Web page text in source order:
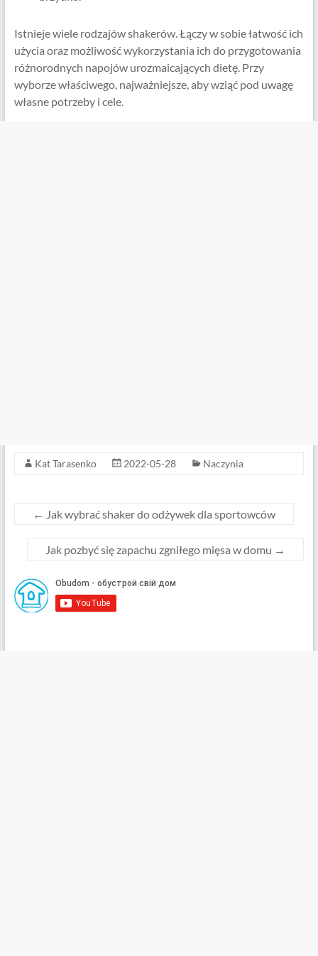
Istnieje wiele rodzajów shakerów. Łączy w sobie łatwość ich
użycia oraz możliwość wykorzystania ich do przygotowania
różnorodnych napojów urozmaicających dietę. Przy
wyborze właściwego, najważniejsze, aby wziąć pod uwagę
własne potrzeby i cele.
Kat Tarasenko 2022-05-28 Naczynia
← Jak wybrać shaker do odżywek dla sportowców
Jak pozbyć się zapachu zgniłego mięsa w domu →